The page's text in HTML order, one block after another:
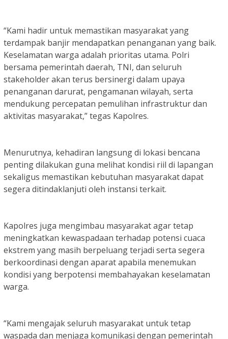
“Kami hadir untuk memastikan masyarakat yang
terdampak banjir mendapatkan penanganan yang baik.
Keselamatan warga adalah prioritas utama. Polri
bersama pemerintah daerah, TNI, dan seluruh
stakeholder akan terus bersinergi dalam upaya
penanganan darurat, pengamanan wilayah, serta
mendukung percepatan pemulihan infrastruktur dan
aktivitas masyarakat,” tegas Kapolres.
Menurutnya, kehadiran langsung di lokasi bencana
penting dilakukan guna melihat kondisi riil di lapangan
sekaligus memastikan kebutuhan masyarakat dapat
segera ditindaklanjuti oleh instansi terkait.
Kapolres juga mengimbau masyarakat agar tetap
meningkatkan kewaspadaan terhadap potensi cuaca
ekstrem yang masih berpeluang terjadi serta segera
berkoordinasi dengan aparat apabila menemukan
kondisi yang berpotensi membahayakan keselamatan
warga.
“Kami mengajak seluruh masyarakat untuk tetap
waspada dan menjaga komunikasi dengan pemerintah